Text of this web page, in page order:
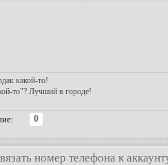
какой-то!
то"? Лучший в городе!
0
номер телефона к